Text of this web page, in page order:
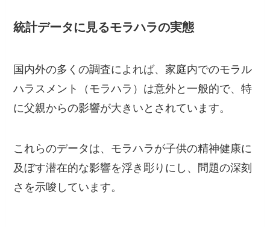
統計データに見るモラハラの実態
国内外の多くの調査によれば、家庭内でのモラル
ハラスメント（モラハラ）は意外と一般的で、特
に父親からの影響が大きいとされています。
これらのデータは、モラハラが子供の精神健康に
及ぼす潜在的な影響を浮き彫りにし、問題の深刻
さを示唆しています。